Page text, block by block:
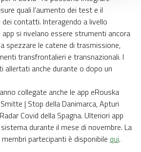
quali l’aumento dei test e il
contatti. Interagendo a livello
si rivelano essere strumenti ancora
spezzare le catene di trasmissione,
transfrontalieri e transnazionali. I
anche durante o dopo un
collegate anche le app eRouska
| Stop della Danimarca, Apturi
Covid della Spagna. Ulteriori app
durante il mese di novembre. La
partecipanti è disponibile qui.